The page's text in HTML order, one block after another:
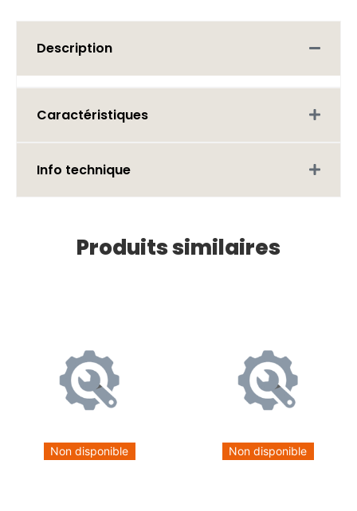
Description
Caractéristiques
Info technique
Produits similaires
Non disponible Non disponible